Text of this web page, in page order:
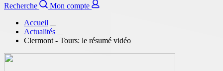
Recherche
Mon compte
Accueil
Actualités
Clermont - Tours: le résumé vidéo